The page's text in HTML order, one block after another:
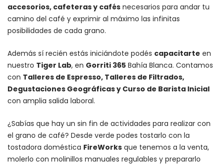
accesorios, cafeteras y cafés necesarios para andar tu
camino del café y exprimir al máximo las infinitas
posibilidades de cada grano.
Además sí recién estás iniciándote podés capacitarte en
nuestro Tiger Lab, en Gorriti 365 Bahía Blanca. Contamos
con Talleres de Espresso, Talleres de Filtrados,
Degustaciones Geográficas y Curso de Barista Inicial
con amplia salida laboral.
¿Sabías que hay un sin fin de actividades para realizar con
el grano de café? Desde verde podes tostarlo con la
tostadora doméstica FireWorks que tenemos a la venta,
molerlo con molinillos manuales regulables y prepararlo